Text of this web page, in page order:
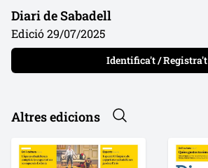
Diari de Sabadell
Edició 29/07/2025
Identifica't / Registra't
Altres edicions